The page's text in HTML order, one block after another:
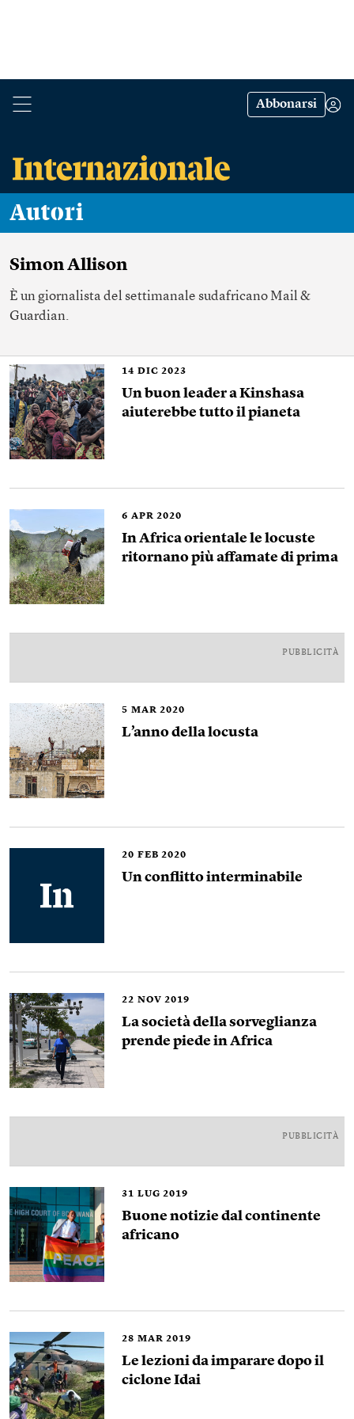
Abbonarsi
Autori
Simon Allison
È un giornalista del settimanale sudafricano Mail &
Guardian.
14 DIC 2023
Un buon leader a Kinshasa
aiuterebbe tutto il pianeta
6 APR 2020
In Africa orientale le locuste
ritornano più affamate di prima
PUBBLICITÀ
5 MAR 2020
L’anno della locusta
20 FEB 2020
Un conflitto interminabile
22 NOV 2019
La società della sorveglianza
prende piede in Africa
PUBBLICITÀ
31 LUG 2019
Buone notizie dal continente
africano
28 MAR 2019
Le lezioni da imparare dopo il
ciclone Idai